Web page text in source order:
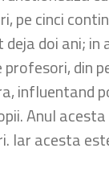
pe cinci
doi ani; in
din
influentand
Anul
Iar acesta